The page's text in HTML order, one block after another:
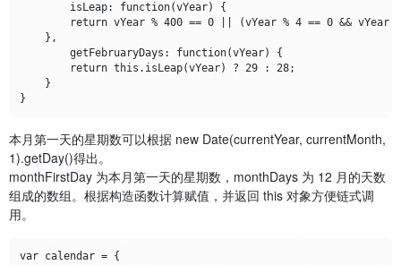
return vYear % 400 == 0 || (vYear % 4 == 0 && vYear
    },
        return this.isLeap(vYear) ? 29 : 28;
    }
本月第一天的星期数可以根据 new Date(currentYear, currentMonth,
1).getDay()得出。
monthFirstDay 为本月第一天的星期数，monthDays 为 12 月的天数
组成的数组。根据构造函数计算赋值，并返回 this 对象方便链式调
用。
var calendar = {